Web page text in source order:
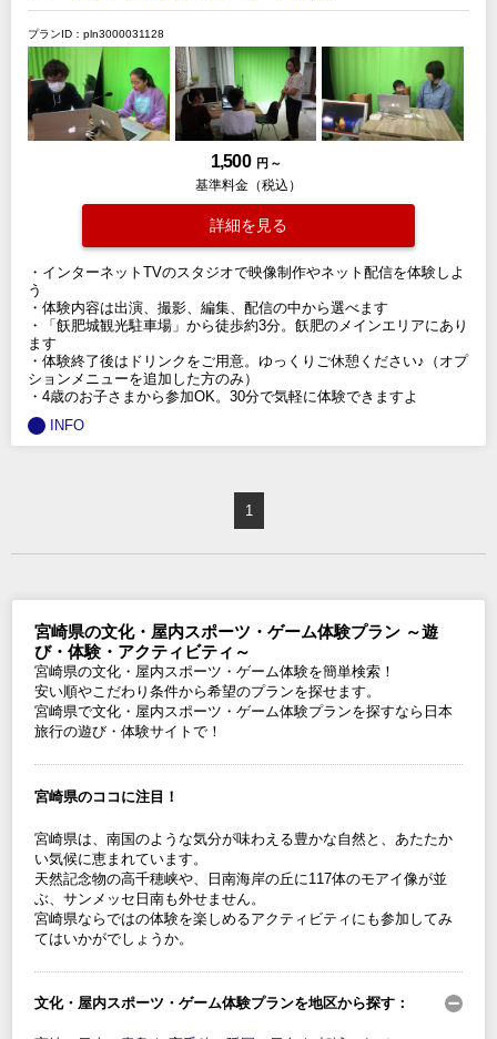
プランID：pln3000031128
1,500 円 ～
基準料金（税込）
詳細を見る
・インターネットTVのスタジオで映像制作やネット配信を体験しよ
う
・体験内容は出演、撮影、編集、配信の中から選べます
・「飫肥城観光駐車場」から徒歩約3分。飫肥のメインエリアにあり
ます
・体験終了後はドリンクをご用意。ゆっくりご休憩ください♪（オプ
ションメニューを追加した方のみ）
・4歳のお子さまから参加OK。30分で気軽に体験できますよ
INFO
1
宮崎県の文化・屋内スポーツ・ゲーム体験プラン ～遊
び・体験・アクティビティ～
宮崎県の文化・屋内スポーツ・ゲーム体験を簡単検索！
安い順やこだわり条件から希望のプランを探せます。
宮崎県で文化・屋内スポーツ・ゲーム体験プランを探すなら日本
旅行の遊び・体験サイトで！
宮崎県のココに注目！
宮崎県は、南国のような気分が味わえる豊かな自然と、あたたか
い気候に恵まれています。
天然記念物の高千穂峡や、日南海岸の丘に117体のモアイ像が並
ぶ、サンメッセ日南も外せません。
宮崎県ならではの体験を楽しめるアクティビティにも参加してみ
てはいかがでしょうか。
文化・屋内スポーツ・ゲーム体験プランを地区から探す：